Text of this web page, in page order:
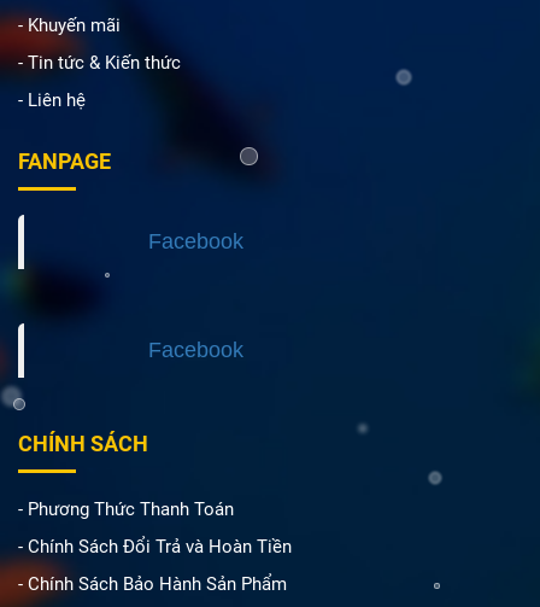
- Khuyến mãi
- Tin tức & Kiến thức
- Liên hệ
FANPAGE
Facebook
Facebook
CHÍNH SÁCH
- Phương Thức Thanh Toán
- Chính Sách Đổi Trả và Hoàn Tiền
- Chính Sách Bảo Hành Sản Phẩm